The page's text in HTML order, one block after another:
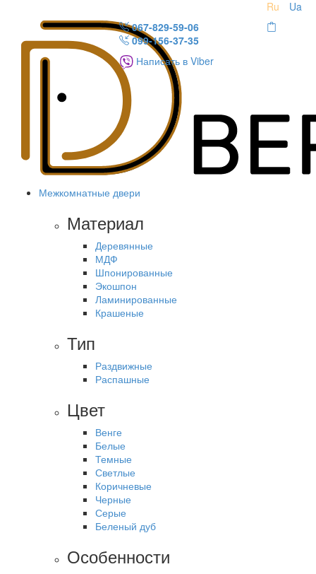
Ru
Ua
067-829-59-06
099-156-37-35
Написать в Viber
Межкомнатные двери
Материал
Деревянные
МДФ
Шпонированные
Экошпон
Ламинированные
Крашеные
Тип
Раздвижные
Распашные
Цвет
Венге
Белые
Темные
Светлые
Коричневые
Черные
Серые
Беленый дуб
Особенности